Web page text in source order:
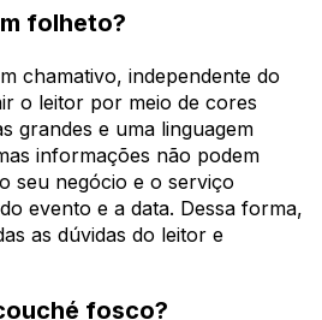
folheto?
chamativo, independente do
o leitor por meio de cores
grandes e uma linguagem
informações não podem
seu negócio e o serviço
evento e a data. Dessa forma,
as dúvidas do leitor e
fosco?